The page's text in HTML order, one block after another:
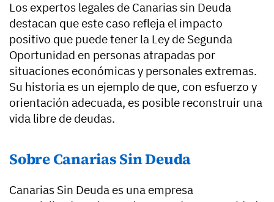
Los expertos legales de Canarias sin Deuda
destacan que este caso refleja el impacto
positivo que puede tener la Ley de Segunda
Oportunidad en personas atrapadas por
situaciones económicas y personales extremas.
Su historia es un ejemplo de que, con esfuerzo y
orientación adecuada, es posible reconstruir una
vida libre de deudas.
Sobre Canarias Sin Deuda
Canarias Sin Deuda es una empresa